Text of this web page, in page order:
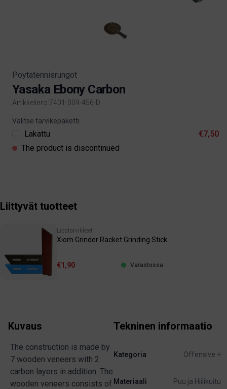
Pöytätennisrungot
Yasaka Ebony Carbon
Artikkelinro:7401-009-456-D
Product information
Valitse tarvikepaketti
Lakattu
€7,50
The product is discontinued
Liittyvät tuotteet
Lisätarvikkeet
Xiom Grinder Racket Grinding Stick
€1,90 Varastossa
Kuvaus
The construction is made by
7 wooden veneers with 2
carbon layers in addition. The
wooden veneers consists of
Tekninen informaatio
Kategoria Offensive +
Materiaali Puu ja Hiilikuitu